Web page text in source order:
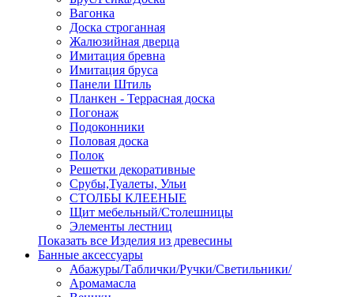
Вагонка
Доска строганная
Жалюзийная дверца
Имитация бревна
Имитация бруса
Панели Штиль
Планкен - Террасная доска
Погонаж
Подоконники
Половая доска
Полок
Решетки декоративные
Срубы,Туалеты, Ульи
СТОЛБЫ КЛЕЕНЫЕ
Щит мебельный/Столешницы
Элементы лестниц
Показать все Изделия из древесины
Банные аксессуары
Абажуры/Таблички/Ручки/Светильники/
Аромамасла